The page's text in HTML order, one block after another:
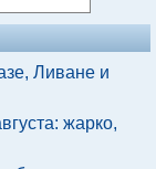
Ливане и
жарко,